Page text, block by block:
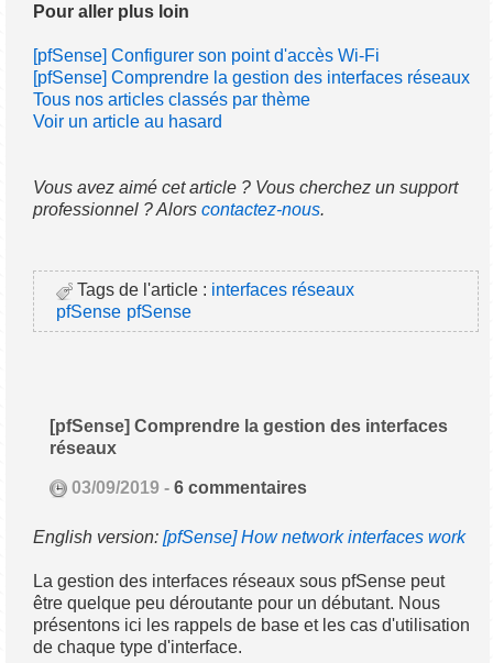
Pour aller plus loin
[pfSense] Configurer son point d'accès Wi-Fi
[pfSense] Comprendre la gestion des interfaces réseaux
Tous nos articles classés par thème
Voir un article au hasard
Vous avez aimé cet article ? Vous cherchez un support
professionnel ? Alorscontactez-nous.
Tags de l'article : interfaces réseaux
pfSense pfSense
[pfSense] Comprendre la gestion des interfaces
réseaux
03/09/2019 -6 commentaires
English version:[pfSense] How network interfaces work
La gestion des interfaces réseaux sous pfSense peut
être quelque peu déroutante pour un débutant. Nous
présentons ici les rappels de base et les cas d'utilisation
de chaque type d'interface.